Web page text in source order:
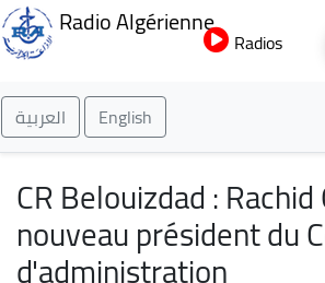
au
Radio Algérienne
Radios
العربية English
CR Belouizdad :
nouveau président du